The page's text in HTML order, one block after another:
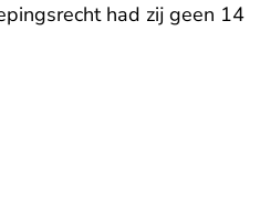
had zij geen 14